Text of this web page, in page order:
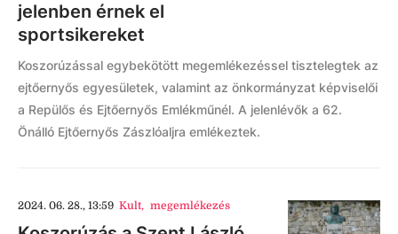
jelenben érnek el
sportsikereket
Koszorúzással egybekötött megemlékezéssel tisztelegtek az
ejtőernyős egyesületek, valamint az önkormányzat képviselői
a Repülős és Ejtőernyős Emlékműnél. A jelenlévők a 62.
Önálló Ejtőernyős Zászlóaljra emlékeztek.
2024. 06. 28., 13:59 Kult, megemlékezés